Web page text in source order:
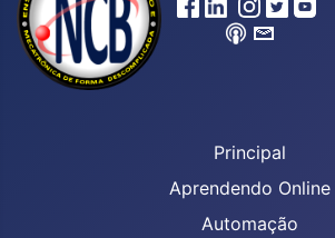
Principal
Aprendendo Online
Automação